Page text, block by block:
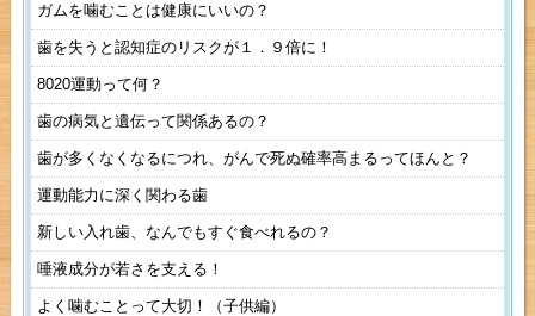
ガムを噛むことは健康にいいの？
歯を失うと認知症のリスクが１．９倍に！
8020運動って何？
歯の病気と遺伝って関係あるの？
歯が多くなくなるにつれ、がんで死ぬ確率高まるってほんと？
運動能力に深く関わる歯
新しい入れ歯、なんでもすぐ食べれるの？
唾液成分が若さを支える！
よく噛むことって大切！（子供編）